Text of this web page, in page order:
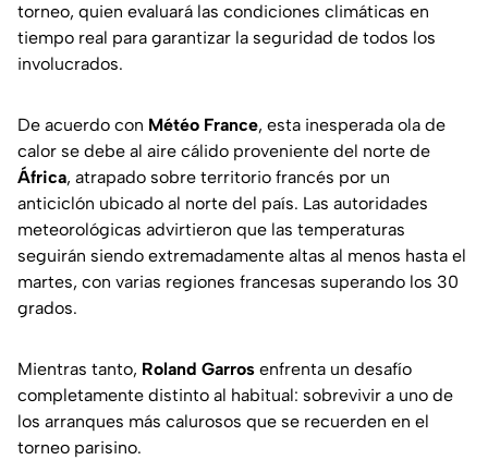
torneo, quien evaluará las condiciones climáticas en
tiempo real para garantizar la seguridad de todos los
involucrados.
De acuerdo con Météo France, esta inesperada ola de
calor se debe al aire cálido proveniente del norte de
África, atrapado sobre territorio francés por un
anticiclón ubicado al norte del país. Las autoridades
meteorológicas advirtieron que las temperaturas
seguirán siendo extremadamente altas al menos hasta el
martes, con varias regiones francesas superando los 30
grados.
Mientras tanto, Roland Garros enfrenta un desafío
completamente distinto al habitual: sobrevivir a uno de
los arranques más calurosos que se recuerden en el
torneo parisino.